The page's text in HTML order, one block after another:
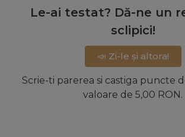
Le-ai testat? Dă-ne un
sclipici!
📣 Zi-le și altora!
Scrie-ti parerea si castiga puncte
valoare de 5,00 RON.